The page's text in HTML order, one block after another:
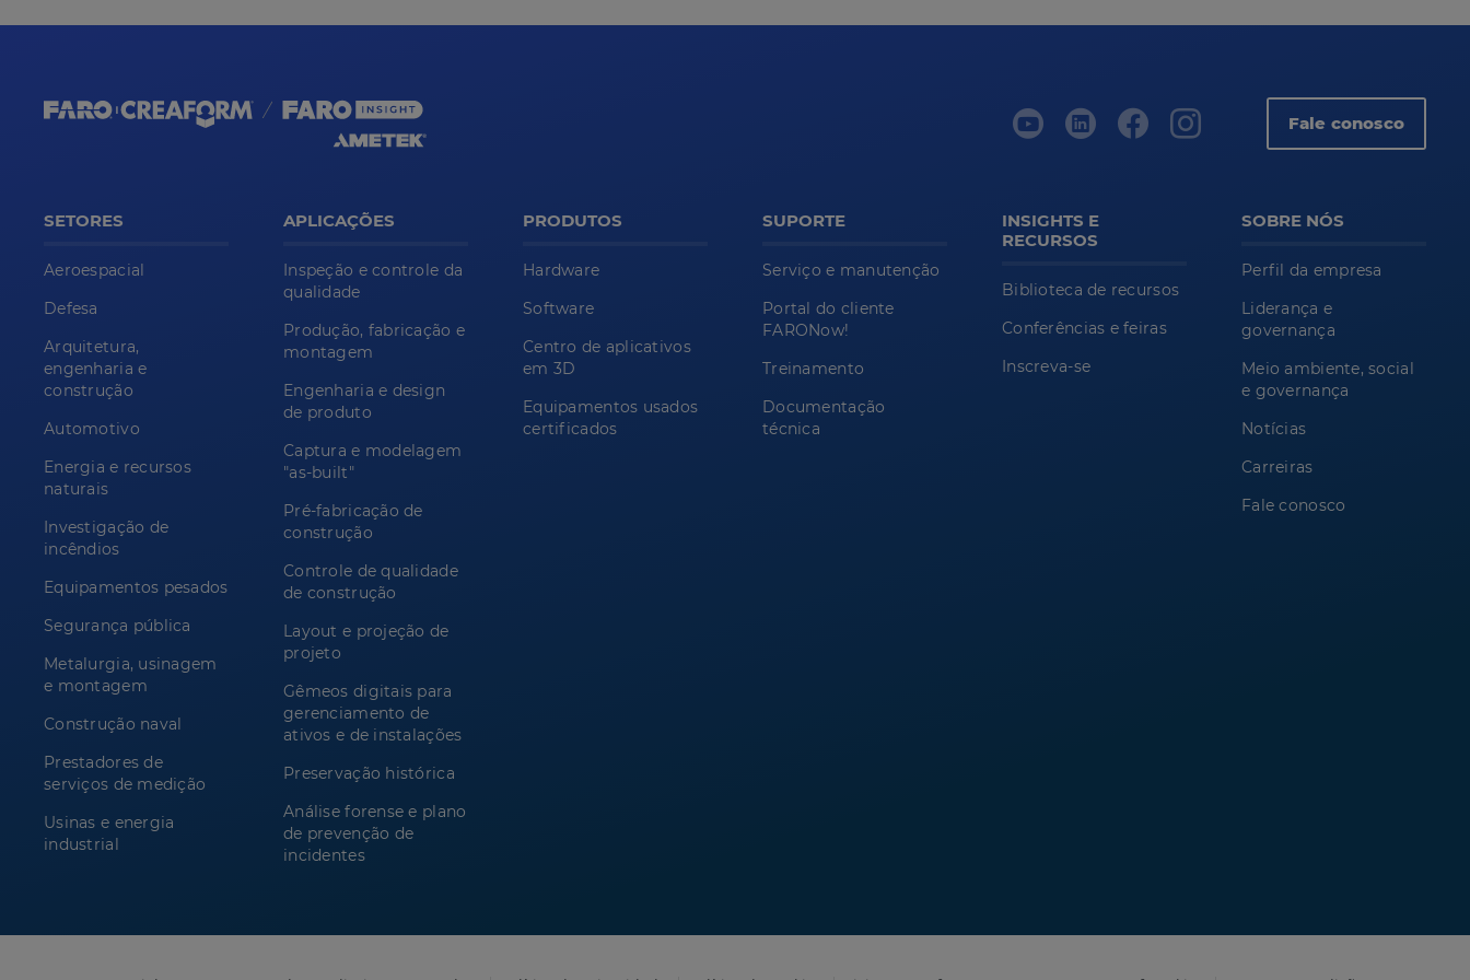
Fale conosco
SETORES
Aeroespacial
Defesa
Arquitetura,
engenharia e
construção
Automotivo
Energia e recursos
naturais
Investigação de
incêndios
Equipamentos pesados
Segurança pública
Metalurgia, usinagem
e montagem
Construção naval
Prestadores de
serviços de medição
Usinas e energia
industrial
APLICAÇÕES
Inspeção e controle da
qualidade
Produção, fabricação e
montagem
Engenharia e design
de produto
Captura e modelagem
"as-built"
Pré-fabricação de
construção
Controle de qualidade
de construção
Layout e projeção de
projeto
Gêmeos digitais para
gerenciamento de
ativos e de instalações
Preservação histórica
Análise forense e plano
de prevenção de
incidentes
PRODUTOS
Hardware
Software
Centro de aplicativos
em 3D
Equipamentos usados
certificados
SUPORTE
Serviço e manutenção
Portal do cliente
FARONow!
Treinamento
Documentação
técnica
INSIGHTS E
RECURSOS
Biblioteca de recursos
Conferências e feiras
Inscreva-se
SOBRE NÓS
Perfil da empresa
Liderança e
governança
Meio ambiente, social
e governança
Notícias
Carreiras
Fale conosco